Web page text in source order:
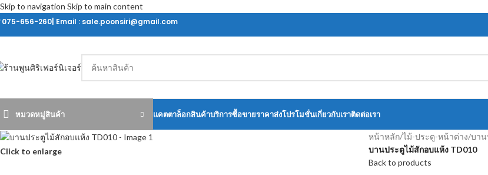
Skip to navigation Skip to main content
075-656-260| Email : sale.poonsiri@gmail.com
หมวดหมู่สินค้า แคตตาล็อกสินค้าบริการซื้อขายราคาส่งโปรโมชั่นเกี่ยวกับเราติดต่อเรา
Click to enlarge
หน้าหลัก/ไม้-ประตู-หน้าต่าง/บาน
บานประตูไม้สักอบแห้ง TD010
Back to products